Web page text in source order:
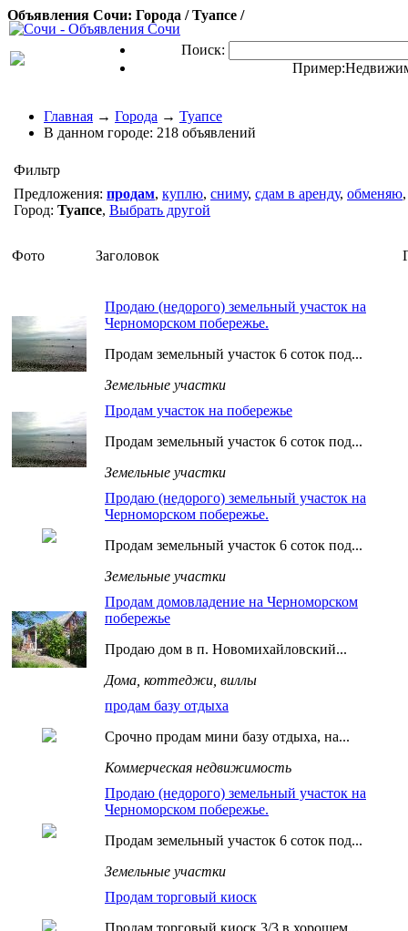
Объявления Сочи: Города / Туапсе /
Поиск:
Пример:
Главная → Города → Туапсе
В данном городе: 218 объявлений
Фильтр
Предложения: продам, куплю, сниму, сдам в аренду, обменяю
Город: Туапсе, Выбрать другой
Фото Заголовок
Продаю (недорого) земельный участок на
Черноморском побережье.
Продам земельный участок 6 соток под...
Земельные участки
Продам участок на побережье
Продам земельный участок 6 соток под...
Земельные участки
Продаю (недорого) земельный участок на
Черноморском побережье.
Продам земельный участок 6 соток под...
Земельные участки
Продам домовладение на Черноморском
побережье
Продаю дом в п. Новомихайловский...
Дома, коттеджи, виллы
продам базу отдыха
Срочно продам мини базу отдыха, на...
Коммерческая недвижимость
Продаю (недорого) земельный участок на
Черноморском побережье.
Продам земельный участок 6 соток под...
Земельные участки
Продам торговый киоск
Продам торговый киоск 3/3 в хорошем...